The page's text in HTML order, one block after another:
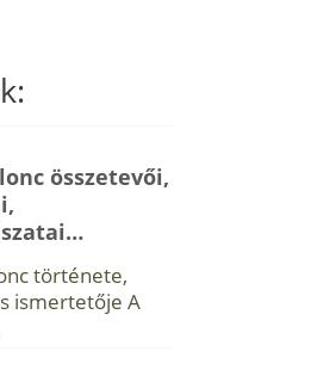
összetevői,
története,
ismertetője A